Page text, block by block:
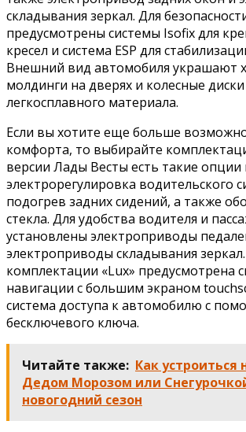
складывания зеркал. Для
предусмотрены системы Isofix для
кресел и система ESP для
Внешний вид автомобиля украшают
молдинги на дверях и колесные диски
легкосплавного материала.
Если вы хотите еще больше
комфорта, то выбирайте
версии Лады Весты есть такие опции
электрорегулировка водительского
подогрев задних сидений, а также
стекла. Для удобства водителя и
установлены электроприводы
электроприводы складывания
комплектации «Lux» предусмотрена
навигации с большим экраном
система доступа к автомобилю с
бесключевого ключа.
Читайте также: Как устроиться
Дедом Морозом или
новогодний сезон